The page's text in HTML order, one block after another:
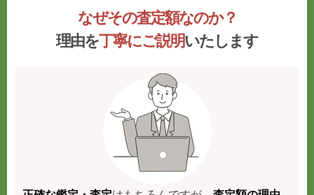
なぜその査定額なのか？
理由を丁寧にご説明いたします